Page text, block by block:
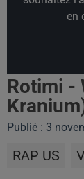
en
Rotimi -
Publié : 3
RAP US